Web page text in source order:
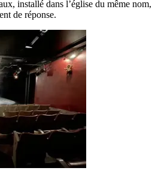
installé dans l’église du même nom,
de réponse.